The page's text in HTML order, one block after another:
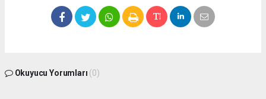
Okuyucu Yorumları (0)